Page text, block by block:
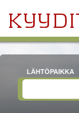
LÄHTÖPAIKKA